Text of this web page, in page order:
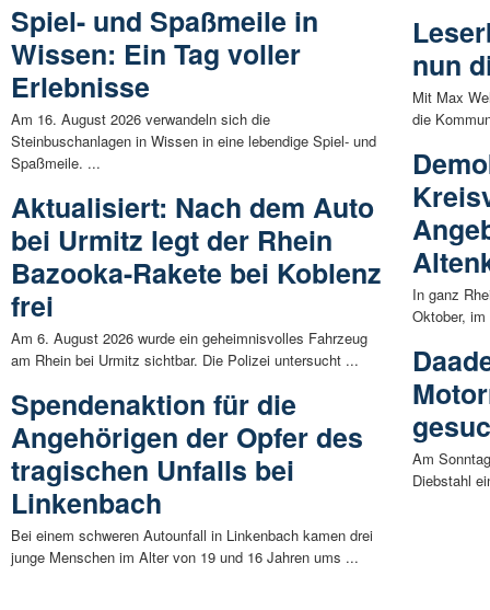
Spiel- und Spaßmeile in
Wissen: Ein Tag voller
Erlebnisse
Am 16. August 2026 verwandeln sich die
Steinbuschanlagen in Wissen in eine lebendige Spiel- und
Spaßmeile. ...
Aktualisiert: Nach dem Auto
bei Urmitz legt der Rhein
Bazooka-Rakete bei Koblenz
frei
Am 6. August 2026 wurde ein geheimnisvolles Fahrzeug
am Rhein bei Urmitz sichtbar. Die Polizei untersucht ...
Spendenaktion für die
Angehörigen der Opfer des
tragischen Unfalls bei
Linkenbach
Bei einem schweren Autounfall in Linkenbach kamen drei
junge Menschen im Alter von 19 und 16 Jahren ums ...
nun
Mit Max
die
In ganz
Oktober,
Am
Diebstahl